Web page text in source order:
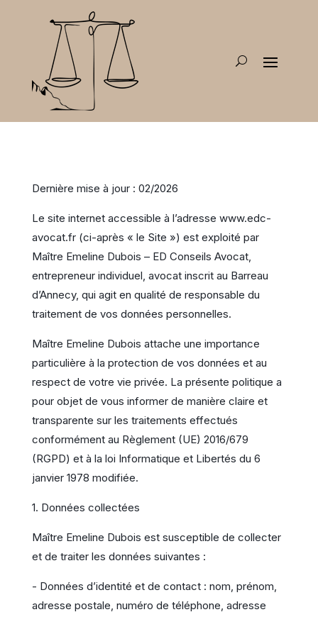
Dernière mise à jour : 02/2026
Le site internet accessible à l’adresse www.edc-
avocat.fr (ci-après « le Site ») est exploité par
Maître Emeline Dubois – ED Conseils Avocat,
entrepreneur individuel, avocat inscrit au Barreau
d’Annecy, qui agit en qualité de responsable du
traitement de vos données personnelles.
Maître Emeline Dubois attache une importance
particulière à la protection de vos données et au
respect de votre vie privée. La présente politique a
pour objet de vous informer de manière claire et
transparente sur les traitements effectués
conformément au Règlement (UE) 2016/679
(RGPD) et à la loi Informatique et Libertés du 6
janvier 1978 modifiée.
1. Données collectées
Maître Emeline Dubois est susceptible de collecter
et de traiter les données suivantes :
- Données d’identité et de contact : nom, prénom,
adresse postale, numéro de téléphone, adresse